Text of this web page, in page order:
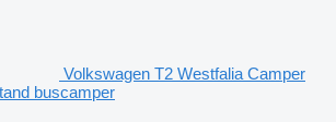
Volkswagen T2 Westfalia Camper
buscamper